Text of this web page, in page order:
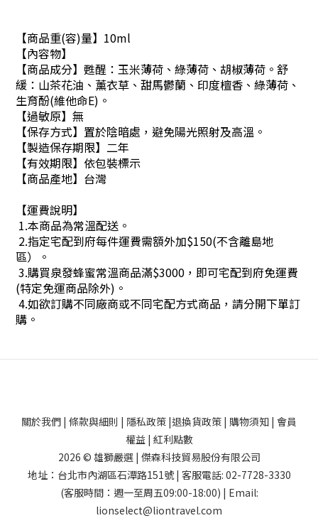
【商品重(容)量】10ml
【內容物】
【商品成分】甦醒：玉米薄荷、綠薄荷、胡椒薄荷。舒
緩：山茶花油、薰衣草、甜馬鬱蘭、印度檀香、綠薄荷、
生育酚(維他命E)。
【過敏原】無
【保存方式】置於陰暗處，避免陽光照射及高溫。
【製造保存期限】二年
【有效期限】依包裝標示
【商品產地】台灣
【運費說明】
1.本商品為常溫配送。
2.指定宅配到府每件運費需額外加$150(不含離島地
區）。
3.購買泉發蜂蜜常溫商品滿$3000，即可宅配到府免運費
(特定免運商品除外)。
4.如欲訂購不同廠商或不同宅配方式商品，請分開下單訂
購。
關於我們 | 條款與細則 | 隱私政策 |退換貨政策 | 購物須知 | 會員
權益| 紅利點數
2026 © 雄獅嚴選 | 傑森科技貿易股份有限公司
地址：台北市內湖區石潭路151號 | 客服電話: 02-7728-3330
(客服時間：週一至周五09:00-18:00) | Email:
lionselect@liontravel.com